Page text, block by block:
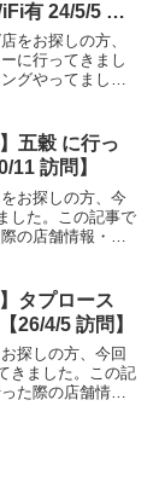
有 24/5/5 訪
をお探しの方、
に行ってきまし
グやってまし
チ、ディナーを
ブロ...
五穀 に行っ
11 訪問】
お探しの方、今
した。この記事で
の店舗情報・感
市のランチ、デ
タプロース
26/4/5 訪問】
探しの方、今回
きました。この記
た際の店舗情